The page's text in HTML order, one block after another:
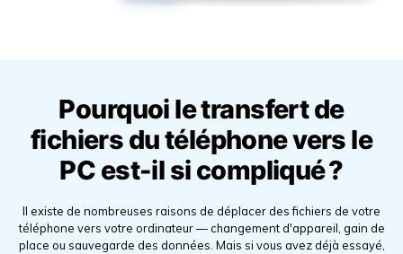
Pourquoi le transfert de
fichiers du téléphone vers le
PC est-il si compliqué ?
Il existe de nombreuses raisons de déplacer des fichiers de votre
téléphone vers votre ordinateur — changement d'appareil, gain de
place ou sauvegarde des données. Mais si vous avez déjà essayé,